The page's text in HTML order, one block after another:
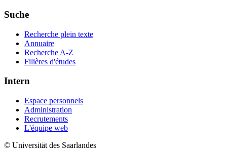
Suche
Recherche plein texte
Annuaire
Recherche A-Z
Filières d'études
Intern
Espace personnels
Administration
Recrutements
L'équipe web
© Universität des Saarlandes